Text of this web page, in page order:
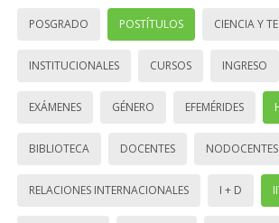
POSGRADO POSTÍTULOS CIENCIA Y
INSTITUCIONALES CURSOS INGRESO
EXÁMENES GÉNERO EFEMÉRIDES
BIBLIOTECA DOCENTES NODOCENTES
RELACIONES INTERNACIONALES I + D